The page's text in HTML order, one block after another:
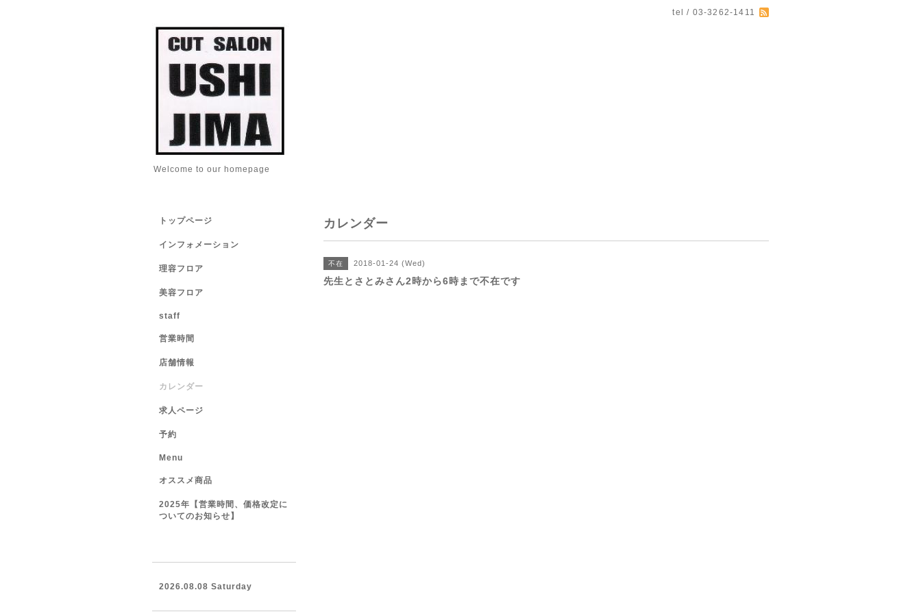
tel / 03-3262-1411
Welcome to our homepage
カレンダー
不在 2018-01-24 (Wed)
先生とさとみさん2時から6時まで不在です
トップページ
インフォメーション
理容フロア
美容フロア
staff
営業時間
店舗情報
カレンダー
求人ページ
予約
Menu
オススメ商品
2025年【営業時間、価格改定に
ついてのお知らせ】
2026.08.08 Saturday